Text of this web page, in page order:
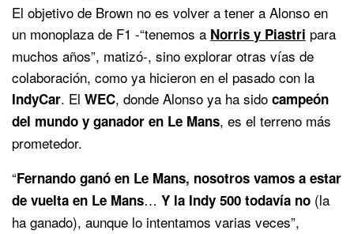
El objetivo de Brown no es volver a tener a Alonso en
un monoplaza de F1 -“tenemos a Norris y Piastri para
muchos años”, matizó-, sino explorar otras vías de
colaboración, como ya hicieron en el pasado con la
IndyCar. El WEC, donde Alonso ya ha sido campeón
del mundo y ganador en Le Mans, es el terreno más
prometedor.
“Fernando ganó en Le Mans, nosotros vamos a estar
de vuelta en Le Mans… Y la Indy 500 todavía no (la
ha ganado), aunque lo intentamos varias veces”,